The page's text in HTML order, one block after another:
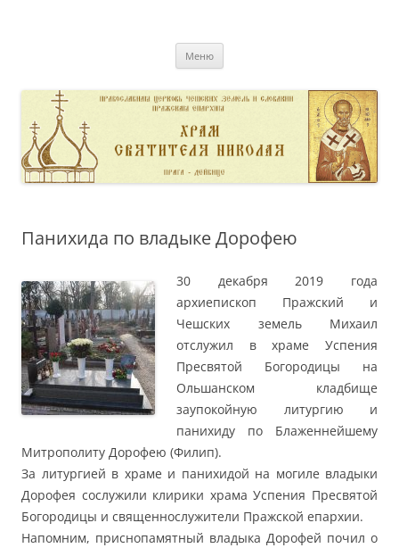
Меню
Панихида по владыке Дорофею
30 декабря 2019 года
архиепископ Пражский и
Чешских земель Михаил
отслужил в храме Успения
Пресвятой Богородицы на
Ольшанском кладбище
заупокойную литургию и
панихиду по Блаженнейшему
Митрополиту Дорофею (Филип).
За литургией в храме и панихидой на могиле владыки
Дорофея сослужили клирики храма Успения Пресвятой
Богородицы и священнослужители Пражской епархии.
Напомним, приснопамятный владыка Дорофей почил о